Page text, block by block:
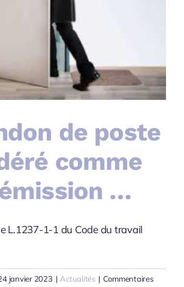
de poste
comme
…
L.1237-1-1 du Code du travail
janvier 2023 | Actualités | Commentaires